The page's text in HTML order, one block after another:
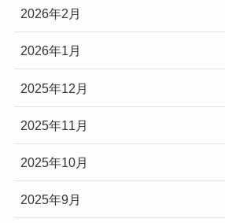
2026年2月
2026年1月
2025年12月
2025年11月
2025年10月
2025年9月